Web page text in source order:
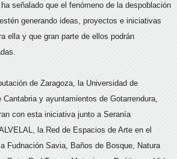
señalado que el fenómeno de la despoblación
generando ideas, proyectos e iniciativas
ella y que gran parte de ellos podrán
de Zaragoza, la Universidad de
Cantabria y ayuntamientos de Gotarrendura,
con esta iniciativa junto a Seranía
la Red de Espacios de Arte en el
Fudnación Savia, Baños de Bosque, Natura